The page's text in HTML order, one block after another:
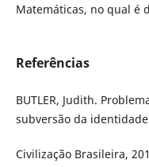
Matemáticas, no qual é
Referências
BUTLER, Judith.
subversão da
Civilização Brasileira,